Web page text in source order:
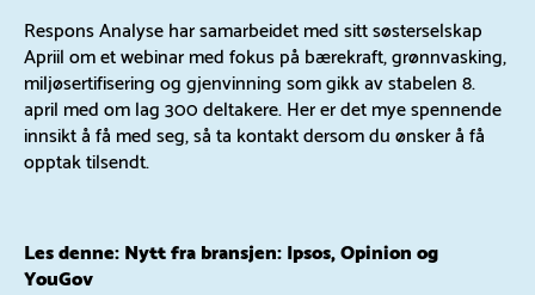
Respons Analyse har samarbeidet med sitt søsterselskap
Apriil om et webinar med fokus på bærekraft, grønnvasking,
miljøsertifisering og gjenvinning som gikk av stabelen 8.
april med om lag 300 deltakere. Her er det mye spennende
innsikt å få med seg, så ta kontakt dersom du ønsker å få
opptak tilsendt.
Les denne:Nytt fra bransjen: Ipsos, Opinion og
YouGov